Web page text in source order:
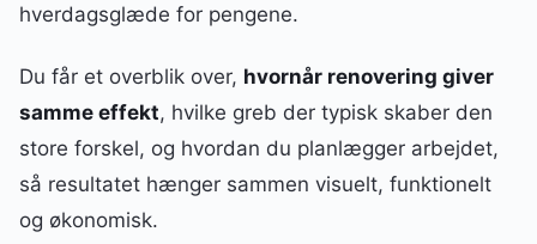
hverdagsglæde for pengene.
Du får et overblik over, hvornår renovering giver
samme effekt, hvilke greb der typisk skaber den
store forskel, og hvordan du planlægger arbejdet,
så resultatet hænger sammen visuelt, funktionelt
og økonomisk.